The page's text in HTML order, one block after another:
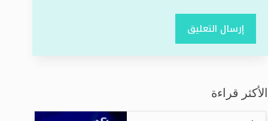
إرسال التعليق
الأكثر قراءة